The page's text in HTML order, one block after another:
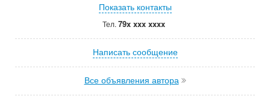
Показать контакты
Тел. 79x xxx xxxx
Написать сообщение
Все объявления автора